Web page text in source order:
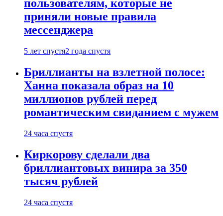
пользователям, которые не
приняли новые правила
мессенджера
5 лет спустя2 года спустя
Бриллианты на взлетной полосе:
Ханна показала образ на 10
миллионов рублей перед
романтическим свиданием с мужем
24 часа спустя
Киркорову сделали два
бриллиантовых винира за 350
тысяч рублей
24 часа спустя